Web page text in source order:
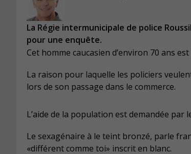
La Régie intermunicipale de police
pour une enquête.
Cet homme caucasien d’environ 70 ans
La raison pour laquelle les policiers
lors de son passage dans le commerce.
L’aide de la population est demandée par
Le sexagénaire à le teint bronzé, parle
«différent comme toi» inscrit en blanc.